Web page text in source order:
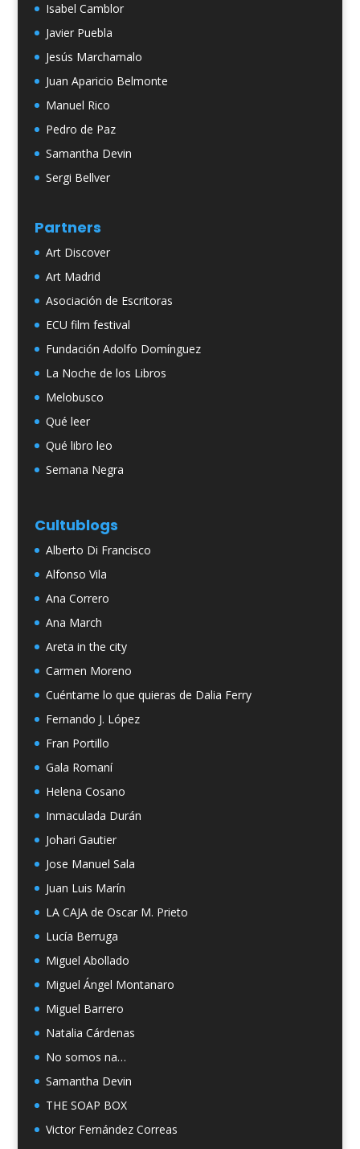
Isabel Camblor
Javier Puebla
Jesús Marchamalo
Juan Aparicio Belmonte
Manuel Rico
Pedro de Paz
Samantha Devin
Sergi Bellver
Partners
Art Discover
Art Madrid
Asociación de Escritoras
ECU film festival
Fundación Adolfo Domínguez
La Noche de los Libros
Melobusco
Qué leer
Qué libro leo
Semana Negra
Cultublogs
Alberto Di Francisco
Alfonso Vila
Ana Correro
Ana March
Areta in the city
Carmen Moreno
Cuéntame lo que quieras de Dalia Ferry
Fernando J. López
Fran Portillo
Gala Romaní
Helena Cosano
Inmaculada Durán
Johari Gautier
Jose Manuel Sala
Juan Luis Marín
LA CAJA de Oscar M. Prieto
Lucía Berruga
Miguel Abollado
Miguel Ángel Montanaro
Miguel Barrero
Natalia Cárdenas
No somos na…
Samantha Devin
THE SOAP BOX
Victor Fernández Correas